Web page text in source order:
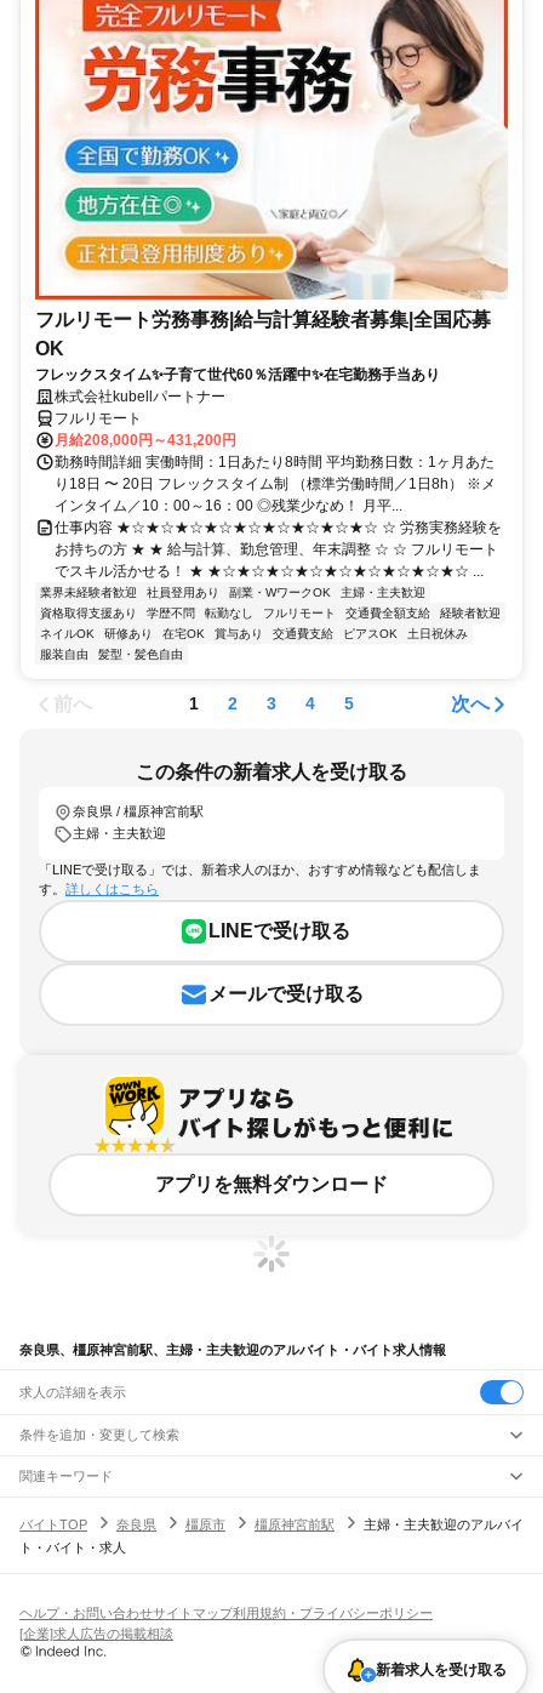
フルリモート労務事務|給与計算経験者募集|全国応募
OK
フレックスタイム✨子育て世代60％活躍中✨在宅勤務手当あり
株式会社kubellパートナー
フルリモート
月給208,000円～431,200円
勤務時間詳細 実働時間：1日あたり8時間 平均勤務日数：1ヶ月あた
り18日 〜 20日 フレックスタイム制 （標準労働時間／1日8h） ※メ
インタイム／10：00～16：00 ◎残業少なめ！ 月平...
仕事内容 ★☆★☆★☆★☆★☆★☆★☆★☆★☆ ☆ 労務実務経験を
お持ちの方 ★ ★ 給与計算、勤怠管理、年末調整 ☆ ☆ フルリモート
でスキル活かせる！ ★ ★☆★☆★☆★☆★☆★☆★☆★☆★☆ ...
業界未経験者歓迎 社員登用あり 副業・WワークOK
主婦・主夫歓迎
資格取得支援あり
学歴不問 転勤なし フルリモート 交通費全額支給
経験者歓迎
ネイルOK
研修あり 在宅OK 賞与あり 交通費支給 ピアスOK
土日祝休み
服装自由
髪型・髪色自由
前へ 1 2 3 4 5 次へ
この条件の新着求人を受け取る
奈良県 / 橿原神宮前駅
主婦・主夫歓迎
「LINEで受け取る」では、新着求人のほか、おすすめ情報なども配信しま
す。 詳しくはこちら
LINEで受け取る
メールで受け取る
アプリを無料ダウンロード
奈良県、橿原神宮前駅、主婦・主夫歓迎のアルバイト・バイト求人情報
求人の詳細を表示
条件を追加・変更して検索
市区町村を追加・変更
奈良県すべて
奈良市 大和高田市
駅を追加・変更
奈良線
平城山駅奈良駅
高田駅大和新庄駅 掖上駅
職種を追加・変更
飲食・フードサービスすべて
ホールスタッフキッチンスタッフ
パン屋（ベーカリー）
バー（BAR）・バーテンダー
飲食店（店長・マネージャー）
人気
日払いOK高校生歓迎 髪型・髪色自由
留学生・外国人活躍中
雇用形態を追加・変更
関連キーワード
バイトTOP
奈良県 橿原市 橿原神宮前駅
主婦・主夫歓迎のアルバイ
ト・バイト・求人
新着求人を受け取る
ヘルプ・お問い合わせサイトマップ利用規約・プライバシーポリシー
[企業]求人広告の掲載相談